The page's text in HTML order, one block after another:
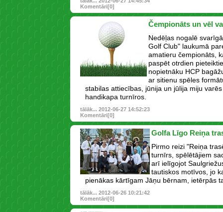
Komentāri[0]
Čempionāts un vēl
Nedēļas nogalē
Golf Club" laukumā
amatieru čempionāts,
paspēt otrdien
nopietnāku HCP
ar sitienu spēles
stabilas attiecības, jūnija un jūlija miju
handikapa turnīros.
tālāk... 2012-06-27 14:52:23
Komentāri[0]
Golfa Līgo Reiņa
Pirmo reizi "Reiņa
turnīrs, spēlētājiem
arī ielīgojot
tautiskos motīvos, jo
pienākas kārtīgam Jāņu bērnam, ietērpās
tālāk... 2012-06-26 10:21:42
Komentāri[0]